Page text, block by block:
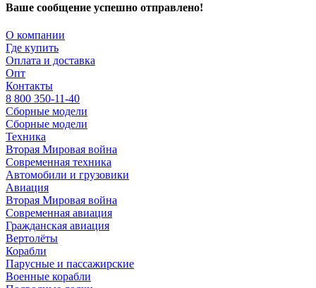
Ваше сообщение успешно отправлено!
О компании
Где купить
Оплата и доставка
Опт
Контакты
8 800 350-11-40
Сборные модели
Сборные модели
Техника
Вторая Мировая война
Современная техника
Автомобили и грузовики
Авиация
Вторая Мировая война
Современная авиация
Гражданская авиация
Вертолёты
Корабли
Парусные и пассажирские
Военные корабли